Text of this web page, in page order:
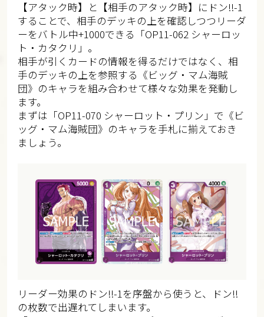
【アタック時】と【相手のアタック時】にドン!!-1
することで、相手のデッキの上を確認しつつリーダ
ーをバトル中+1000できる「OP11-062 シャーロッ
ト・カタクリ」。
相手が引くカードの情報を得るだけではなく、相
手のデッキの上を参照する《ビッグ・マム海賊
団》のキャラを組み合わせて様々な効果を発動し
ます。
まずは「OP11-070 シャーロット・プリン」で《ビ
ッグ・マム海賊団》のキャラを手札に揃えておき
ましょう。
リーダー効果のドン!!-1を序盤から使うと、ドン!!
の枚数で出遅れてしまいます。